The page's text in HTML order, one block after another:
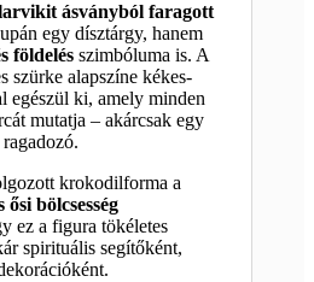
ásványból faragott
egy dísztárgy, hanem
földelés szimbóluma is. A
szürke alapszíne kékes-
egészül ki, amely minden
mutatja – akárcsak egy
krokodilforma a
ősi bölcsesség
ez a figura tökéletes
spirituális segítőként,